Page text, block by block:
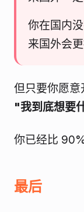
你在国内没
来国外会更
但只要你愿意
"我到底想要
你已经比
最后